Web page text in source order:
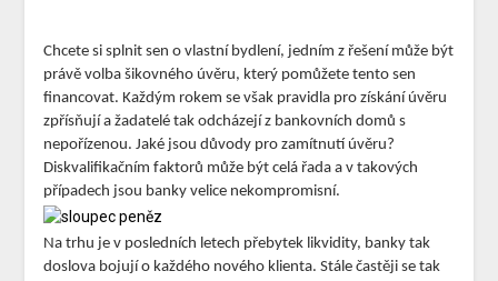
Chcete si splnit sen o vlastní bydlení, jedním z řešení může být
právě volba šikovného úvěru, který pomůžete tento sen
financovat. Každým rokem se však pravidla pro získání úvěru
zpřísňují a žadatelé tak odcházejí z bankovních domů s
nepořízenou. Jaké jsou důvody pro zamítnutí úvěru?
Diskvalifikačním faktorů může být celá řada a v takových
případech jsou banky velice nekompromisní.
Na trhu je v posledních letech přebytek likvidity, banky tak
doslova bojují o každého nového klienta. Stále častěji se tak